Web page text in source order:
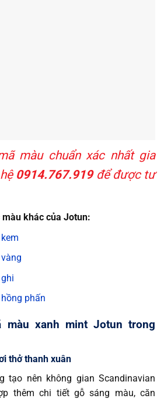
màu chuẩn xác nhất gia
0914.767.919để được tư
khác của Jotun:
phấn
màu xanh mint Jotun trong
thở thanh xuân
tạo nên không gian Scandinavian
thêm chi tiết gỗ sáng màu, căn